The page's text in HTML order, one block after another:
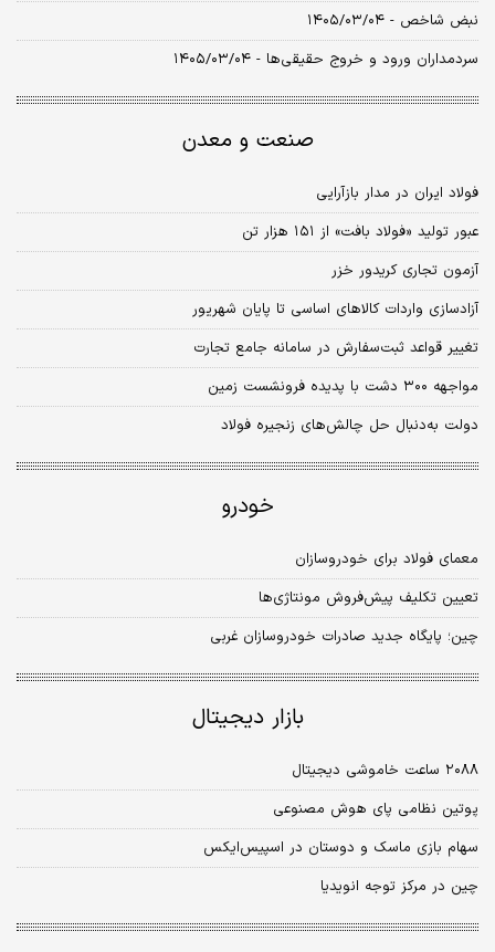
نبض شاخص - ۱۴۰۵/۰۳/۰۴
سردمداران ورود و خروج حقیقی‌ها - ۱۴۰۵/۰۳/۰۴
صنعت و معدن
فولاد ایران در مدار بازآرایی
عبور تولید «فولاد بافت» از ۱۵۱ هزار تن
آزمون تجاری کریدور خزر
آزادسازی واردات کالا‌های اساسی تا پایان شهریور
تغییر قواعد ثبت‌سفارش در سامانه جامع تجارت
مواجهه ۳۰۰ دشت با پدیده فرونشست زمین
دولت به‌دنبال حل چالش‌های زنجیره فولاد
خودرو
معمای فولاد برای خودروسازان
تعیین تکلیف پیش‌فروش مونتاژی‌ها
چین؛ پایگاه جدید صادرات خودروسازان غربی
بازار دیجیتال
۲۰۸۸ ساعت خاموشی دیجیتال
پوتین نظامی پای هوش مصنوعی
سهام بازی ماسک و دوستان در اسپیس‌ایکس
چین در مرکز توجه انویدیا